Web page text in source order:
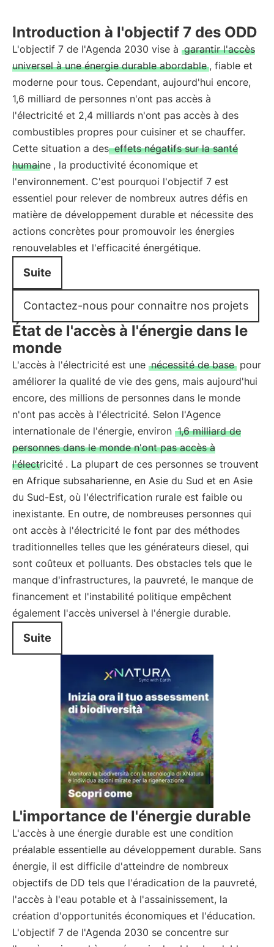
Introduction à l'objectif 7 des ODD
L'objectif 7 de l'Agenda 2030 vise à garantir l'accès
universel à une énergie durable abordable , fiable et
moderne pour tous. Cependant, aujourd'hui encore,
1,6 milliard de personnes n'ont pas accès à
l'électricité et 2,4 milliards n'ont pas accès à des
combustibles propres pour cuisiner et se chauffer.
Cette situation a des effets négatifs sur la santé
humaine , la productivité économique et
l'environnement. C'est pourquoi l'objectif 7 est
essentiel pour relever de nombreux autres défis en
matière de développement durable et nécessite des
actions concrètes pour promouvoir les énergies
renouvelables et l'efficacité énergétique.
Suite
Contactez-nous pour connaitre nos projets
État de l'accès à l'énergie dans le
monde
L'accès à l'électricité est une nécessité de base pour
améliorer la qualité de vie des gens, mais aujourd'hui
encore, des millions de personnes dans le monde
n'ont pas accès à l'électricité. Selon l'Agence
internationale de l'énergie, environ 1,6 milliard de
personnes dans le monde n'ont pas accès à
l'électricité . La plupart de ces personnes se trouvent
en Afrique subsaharienne, en Asie du Sud et en Asie
du Sud-Est, où l'électrification rurale est faible ou
inexistante. En outre, de nombreuses personnes qui
ont accès à l'électricité le font par des méthodes
traditionnelles telles que les générateurs diesel, qui
sont coûteux et polluants. Des obstacles tels que le
manque d'infrastructures, la pauvreté, le manque de
financement et l'instabilité politique empêchent
également l'accès universel à l'énergie durable.
Suite
L'importance de l'énergie durable
L'accès à une énergie durable est une condition
préalable essentielle au développement durable. Sans
énergie, il est difficile d'atteindre de nombreux
objectifs de DD tels que l'éradication de la pauvreté,
l'accès à l'eau potable et à l'assainissement, la
création d'opportunités économiques et l'éducation.
L'objectif 7 de l'Agenda 2030 se concentre sur